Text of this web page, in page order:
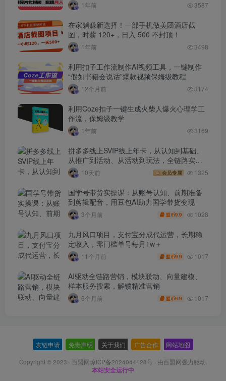
1年前 3587
在家躺赚新选择！一部手机做美团酒店截
图，时薪 120+，日入 500 不封顶！
1年前 3498
利用扣子工作流制作AI视频工具，一键制作
“假如书籍会说话”爆款视频保姆级教程
12个月前 3174
利用Coze扣子一键生成火柴人爆火心理学工
作流，保姆级教学
1年前 3169
拼多多线上SVIP线上年卡，从认知到基础、
从推广到活动、从活动到玩法，全链路实战
(260730)
10天前 会员专属 1325
国学号带货实操课：从账号认知、前期准备
到剪辑配音，用豆包AI助力国学带货变现
3个月前 盟币9.9 1028
九月风口项目，支付宝分成代运营，长期稳
定收入，零门槛单号每月1w＋
11个月前 盟币9.9 1017
AI驱动全链路营销，模块联动、向量建模、
样本服务搜索，解锁精准营销
6个月前 盟币9.9 1017
友链申请 免责声明 关于我们 广告合作 网站地图
Copyright © 2023 · 百盟网琼ICP备2024044128号 · 由百盟网强力驱动.
本站安全运行中